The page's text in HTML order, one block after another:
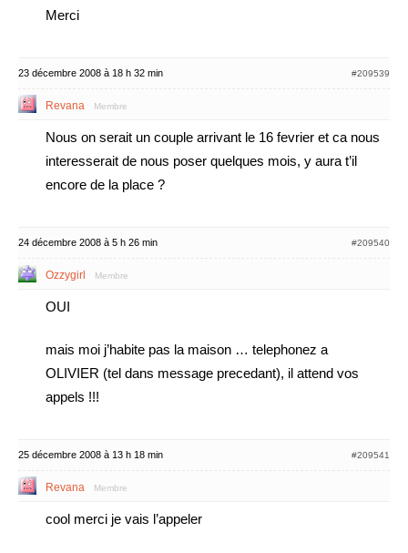
Merci
23 décembre 2008 à 18 h 32 min #209539
Revana Membre
Nous on serait un couple arrivant le 16 fevrier et ca nous
interesserait de nous poser quelques mois, y aura t’il
encore de la place ?
24 décembre 2008 à 5 h 26 min #209540
Ozzygirl Membre
OUI
mais moi j’habite pas la maison … telephonez a
OLIVIER (tel dans message precedant), il attend vos
appels !!!
25 décembre 2008 à 13 h 18 min #209541
Revana Membre
cool merci je vais l’appeler